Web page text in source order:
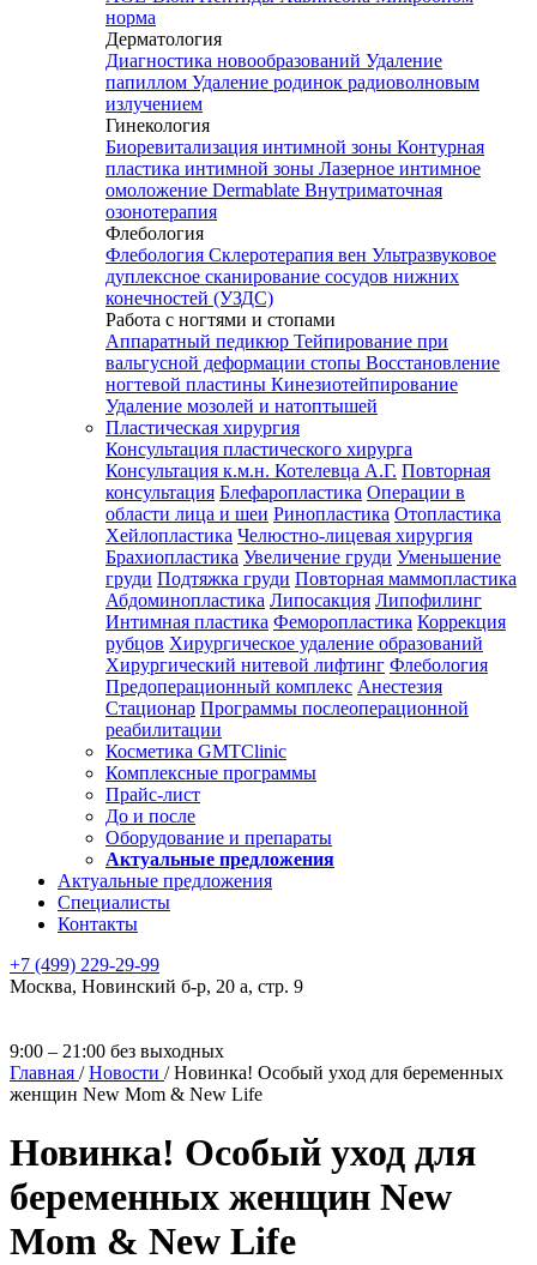
норма
Дерматология
Диагностика новообразований Удаление
папиллом Удаление родинок радиоволновым
излучением
Гинекология
Биоревитализация интимной зоны Контурная
пластика интимной зоны Лазерное интимное
омоложение Dermablate Внутриматочная
озонотерапия
Флебология
Флебология Склеротерапия вен Ультразвуковое
дуплексное сканирование сосудов нижних
конечностей (УЗДС)
Работа с ногтями и стопами
Аппаратный педикюр Тейпирование при
вальгусной деформации стопы Восстановление
ногтевой пластины Кинезиотейпирование
Удаление мозолей и натоптышей
Пластическая хирургия
Консультация пластического хирурга
Консультация к.м.н. Котелевца А.Г. Повторная
консультация Блефаропластика Операции в
области лица и шеи Ринопластика Отопластика
Хейлопластика Челюстно-лицевая хирургия
Брахиопластика Увеличение груди Уменьшение
груди Подтяжка груди Повторная маммопластика
Абдоминопластика Липосакция Липофилинг
Интимная пластика Феморопластика Коррекция
рубцов Хирургическое удаление образований
Хирургический нитевой лифтинг Флебология
Предоперационный комплекс Анестезия
Стационар Программы послеоперационной
реабилитации
Косметика GMTClinic
Комплексные программы
Прайс-лист
До и после
Оборудование и препараты
Актуальные предложения
Актуальные предложения
Специалисты
Контакты
+7 (499) 229-29-99
Москва, Новинский б-р, 20 а, стр. 9
9:00 – 21:00 без выходных
Главная /Новости /Новинка! Особый уход для беременных
женщин New Mom & New Life
Новинка! Особый уход для
беременных женщин New
Mom & New Life